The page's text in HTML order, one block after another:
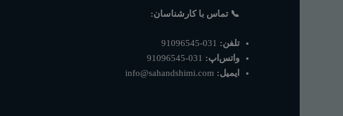
📞 تماس با کارشناسان:
تلفن:
واتس‌اپ:
ایمیل: